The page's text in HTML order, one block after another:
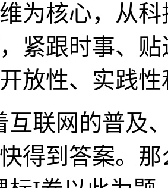
为核心，从
紧跟时事、
放性、实践
联网的普及、
得到答案。